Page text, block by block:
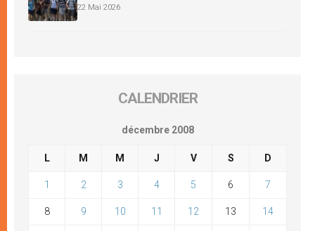
22 Mai 2026
CALENDRIER
décembre 2008
L M M J V S D
1 2 3 4 5 6 7
8 9 10 11 12 13 14